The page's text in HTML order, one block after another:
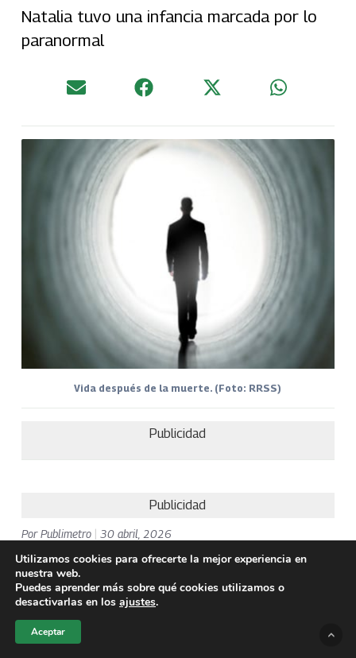
Natalia tuvo una infancia marcada por lo
paranormal
Vida después de la muerte. (Foto: RRSS)
Publicidad
Publicidad
PorPublimetro 30 abril, 2026
La médium Natalia Patiño, quien afirma
tener la capacidad de percibir y
comunicarse con espíritus desde su
infancia, aseguró en una entrevista con
Utilizamos cookies para ofrecerte la mejor experiencia en
nuestra web.
Puedes aprender más sobre qué cookies utilizamos o
desactivarlas en los ajustes.
Aceptar